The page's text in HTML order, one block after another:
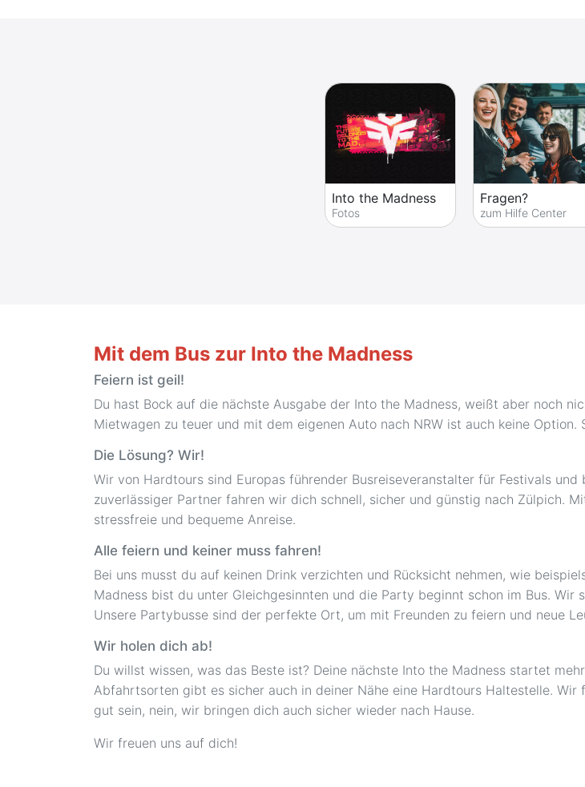
Into the Madness
Fotos
Fragen?
zum Hilfe Center
Mit dem Bus zur Into the Madness
Feiern ist geil!
Du hast Bock auf die nächste Ausgabe der Into the Madness, weißt aber noch
Mietwagen zu teuer und mit dem eigenen Auto nach NRW ist auch keine
Die Lösung? Wir!
Wir von Hardtours sind Europas führender Busreiseveranstalter für Festivals
zuverlässiger Partner fahren wir dich schnell, sicher und günstig nach Zülpich.
stressfreie und bequeme Anreise.
Alle feiern und keiner muss fahren!
Bei uns musst du auf keinen Drink verzichten und Rücksicht nehmen, wie
Madness bist du unter Gleichgesinnten und die Party beginnt schon im Bus.
Unsere Partybusse sind der perfekte Ort, um mit Freunden zu feiern und neue
Wir holen dich ab!
Du willst wissen, was das Beste ist? Deine nächste Into the Madness startet
Abfahrtsorten gibt es sicher auch in deiner Nähe eine Hardtours Haltestelle.
gut sein, nein, wir bringen dich auch sicher wieder nach Hause.
Wir freuen uns auf dich!